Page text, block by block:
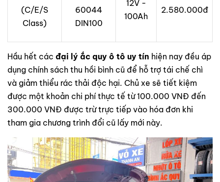
(C/E/S
Class)
60044
DIN100
12V -
100Ah
2.580.000đ
Hầu hết các đại lý ắc quy ô tô uy tín hiện nay đều áp
dụng chính sách thu hồi bình cũ để hỗ trợ tái chế chì
và giảm thiểu rác thải độc hại. Chủ xe sẽ tiết kiệm
được một khoản chi phí thực tế từ 100.000 VNĐ đến
300.000 VNĐ được trừ trực tiếp vào hóa đơn khi
tham gia chương trình đổi cũ lấy mới này.